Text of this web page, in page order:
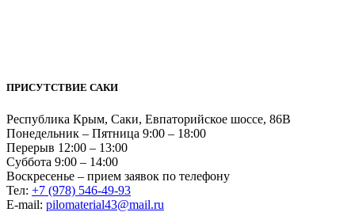
ПРИСУТСТВИЕ САКИ
Республика Крым, Саки, Евпаторийское шоссе, 86В
Понедельник – Пятница 9:00 – 18:00
Перерыв 12:00 – 13:00
Суббота 9:00 – 14:00
Воскресенье – прием заявок по телефону
Тел: +7 (978) 546-49-93
Е-mail: pilomaterial43@mail.ru